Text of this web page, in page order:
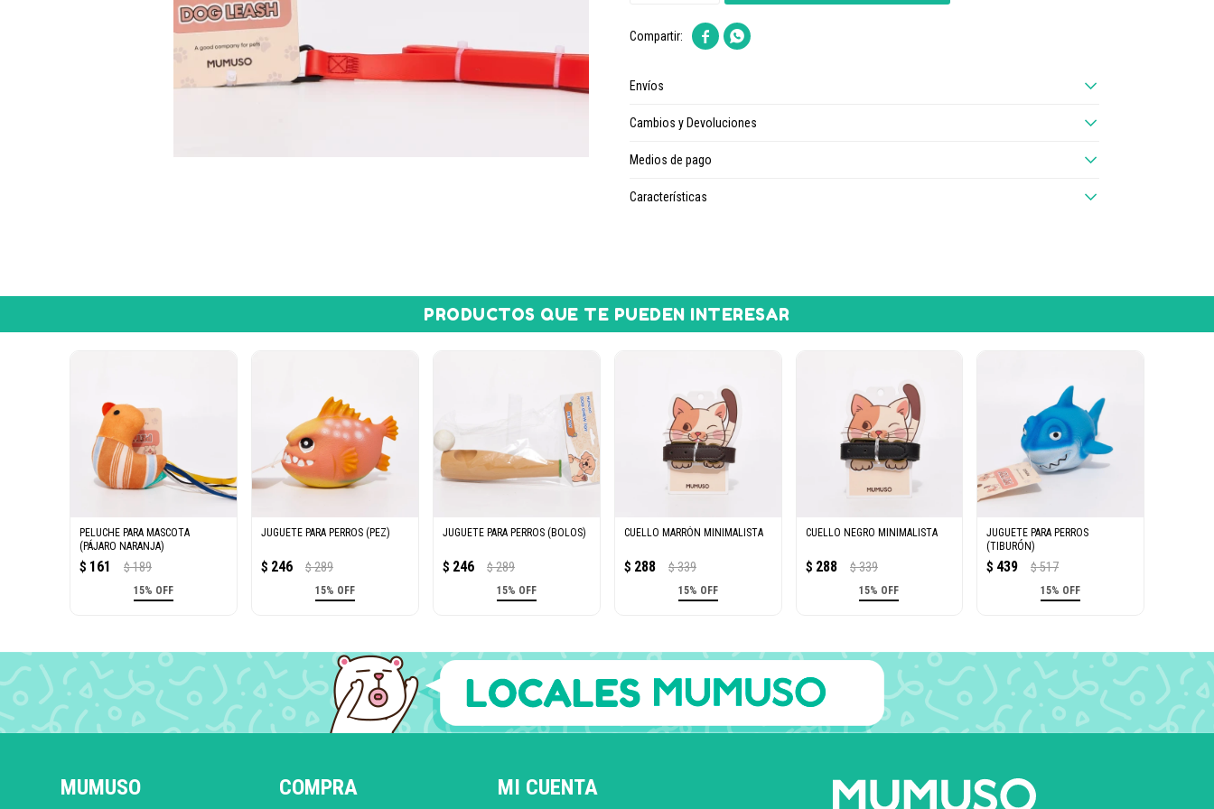
 
Envíos
Cambios y Devoluciones
Medios de pago
Características
PRODUCTOS QUE TE PUEDEN INTERESAR
PELUCHE PARA MASCOTA
(PÁJARO NARANJA)
$ 161 $ 189
15% OFF
JUGUETE PARA PERROS (PEZ)
$ 246 $ 289
15% OFF
JUGUETE PARA PERROS (BOLOS)
$ 246 $ 289
15% OFF
CUELLO MARRÓN MINIMALISTA
$ 288 $ 339
15% OFF
CUELLO NEGRO MINIMALISTA
$ 288 $ 339
15% OFF
JUGUETE PARA PERROS
(TIBURÓN)
$ 439 $ 517
15% OFF
MUMUSO COMPRA MI CUENTA